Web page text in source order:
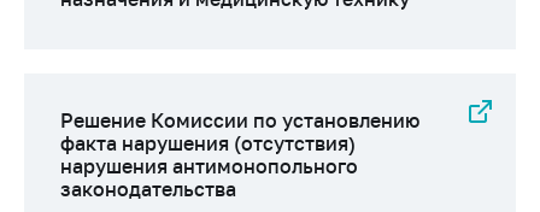
Вышестоящий
государственный
орган
Решение Комиссии по установлению
факта нарушения (отсутствия)
нарушения антимонопольного
законодательства